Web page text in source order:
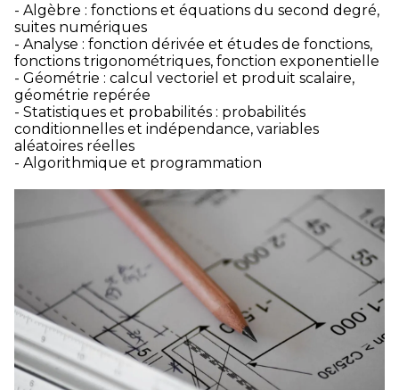
- Algèbre : fonctions et équations du second degré,
suites numériques
- Analyse : fonction dérivée et études de fonctions,
fonctions trigonométriques, fonction exponentielle
- Géométrie : calcul vectoriel et produit scalaire,
géométrie repérée
- Statistiques et probabilités : probabilités
conditionnelles et indépendance, variables
aléatoires réelles
- Algorithmique et programmation